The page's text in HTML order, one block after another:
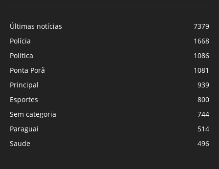
Últimas notícias
7379
Polícia
1668
Política
1086
Ponta Porã
1081
Principal
939
Esportes
800
Sem categoria
744
Paraguai
514
Saude
496